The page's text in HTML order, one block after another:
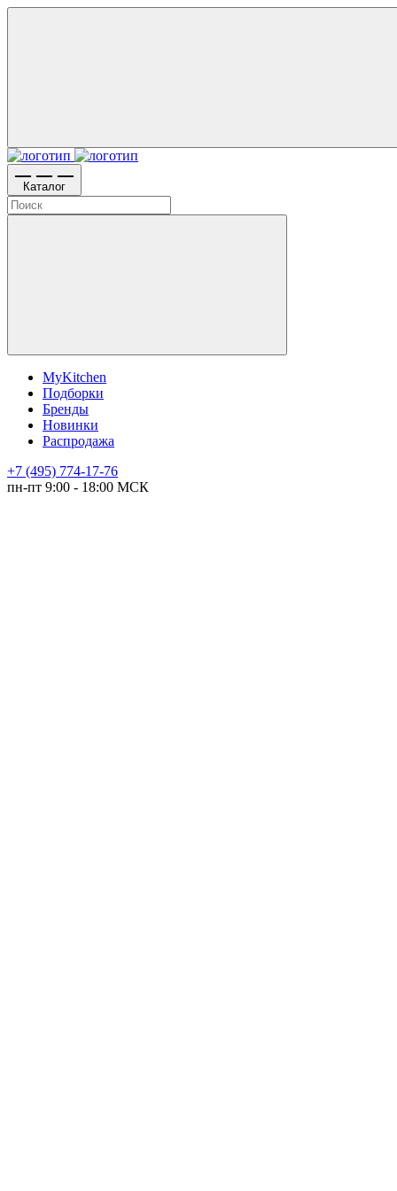
Каталог
MyKitchen
Подборки
Бренды
Новинки
Распродажа
+7 (495) 774-17-76
пн-пт 9:00 - 18:00 МСК